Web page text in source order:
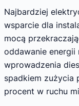
Najbardziej
wsparcie dla
mocą
oddawanie
wprowadzenia
spadkiem zużycia
procent w ruchu